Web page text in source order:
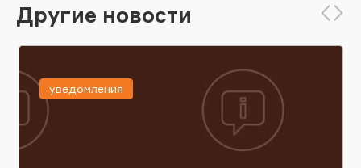
Другие новости
уведомления